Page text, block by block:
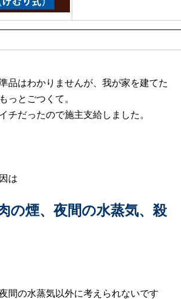
品はわかりませんが、我が家を建てた
っとごつくて。
チだったので施主支給しました。
は
の煙、夜間の水蒸気、殺
間の水蒸気以外に考えられないです